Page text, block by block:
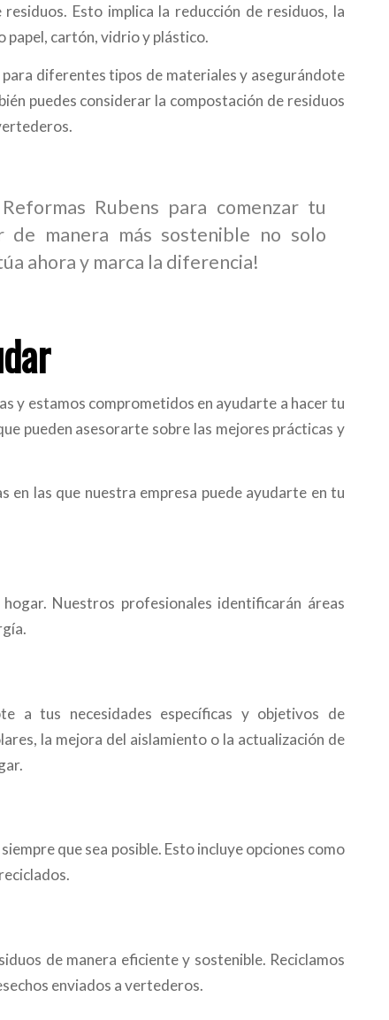
Esto implica la reducción de residuos, la
papel, cartón, vidrio y plástico.
diferentes tipos de materiales y asegurándote
puedes considerar la compostación de residuos
Rubens para comenzar tu
manera más sostenible no solo
ahora y marca la diferencia!
y estamos comprometidos en ayudarte a hacer tu
pueden asesorarte sobre las mejores prácticas y
las que nuestra empresa puede ayudarte en tu
Nuestros profesionales identificarán áreas
a tus necesidades específicas y objetivos de
la mejora del aislamiento o la actualización de
que sea posible. Esto incluye opciones como
de manera eficiente y sostenible. Reciclamos
enviados a vertederos.